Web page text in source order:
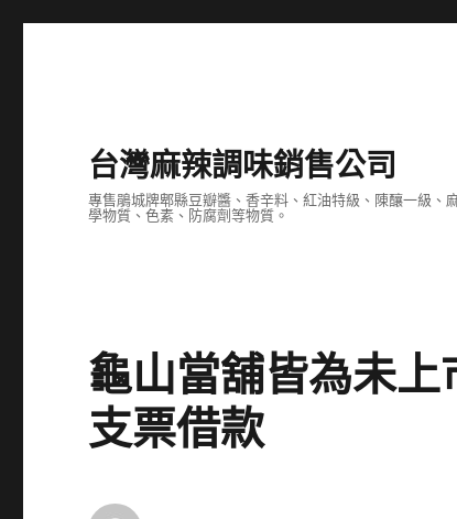
台灣麻辣調味銷售公司
專售鵑城牌郫縣豆瓣醬、香辛料、紅油特級、陳釀一級
學物質、色素、防腐劑等物質。
龜山當舖皆為未
支票借款